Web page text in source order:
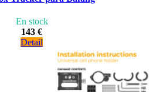
En stock
143 €
Detail